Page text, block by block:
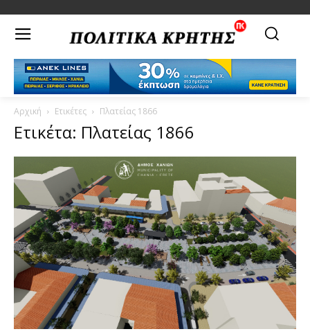
Αρχική Ετικέτες Πλατείας 1866
Ετικέτα: Πλατείας 1866